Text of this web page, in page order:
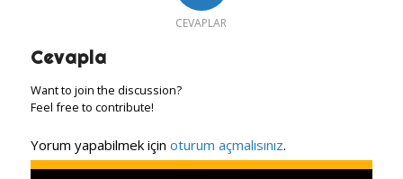
CEVAPLAR
Cevapla
Want to join the discussion?
Feel free to contribute!
Yorum yapabilmek için oturum açmalısınız.